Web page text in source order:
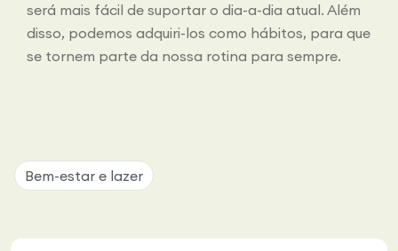
será mais fácil de suportar o dia-a-dia atual. Além
disso, podemos adquiri-los como hábitos, para que
se tornem parte da nossa rotina para sempre.
Bem-estar e lazer